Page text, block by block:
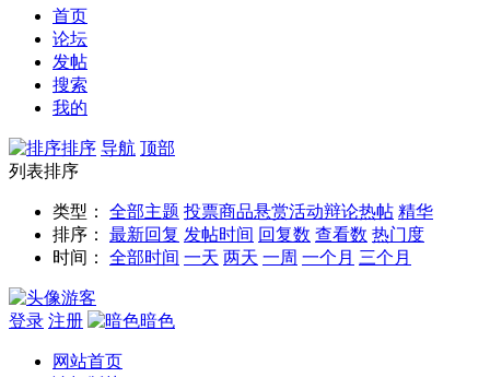
首页
论坛
发帖
搜索
我的
排序 导航 顶部
列表排序
类型： 全部主题 投票商品悬赏活动辩论热帖 精华
排序：
最新回复 发帖时间 回复数 查看数 热门度
时间：
全部时间 一天 两天 一周 一个月 三个月
游客
登录 注册 暗色
网站首页